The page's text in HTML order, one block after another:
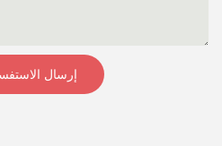
إرسال